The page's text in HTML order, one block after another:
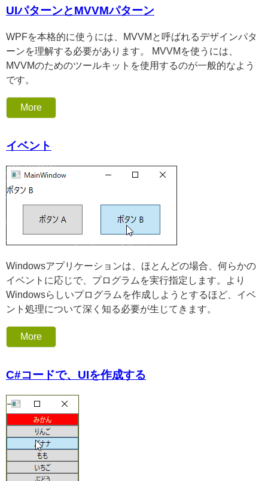
UIパターンとMVVMパターン
WPFを本格的に使うには、MVVMと呼ばれるデザインパタ
ーンを理解する必要があります。 MVVMを使うには、
MVVMのためのツールキットを使用するのが一般的なよう
です。
More
イベント
Windowsアプリケーションは、ほとんどの場合、何らかの
イベントに応じで、プログラムを実行指定します。より
Windowsらしいプログラムを作成しようとするほど、イベ
ント処理について深く知る必要が生じてきます。
More
C#コードで、UIを作成する